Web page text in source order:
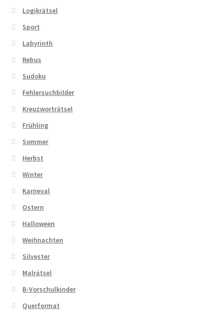
Logikrätsel
Sport
Labyrinth
Rebus
Sudoku
Fehlersuchbilder
Kreuzworträtsel
Frühling
Sommer
Herbst
Winter
Karneval
Ostern
Halloween
Weihnachten
Silvester
Malrätsel
B-Vorschulkinder
Querformat